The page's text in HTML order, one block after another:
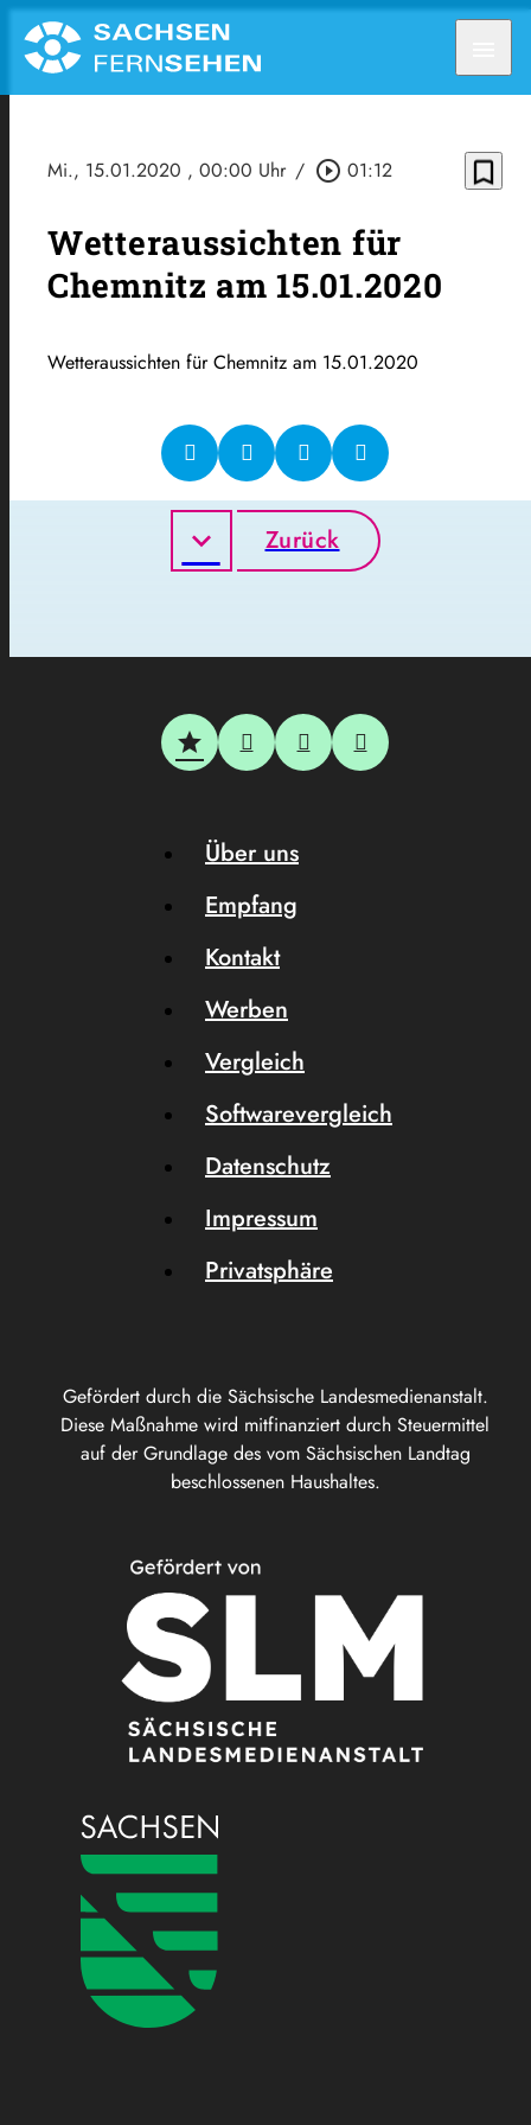
Mi., 15.01.2020 , 00:00 Uhr / play_circle_outline 01:12 bookmark_border
Wetteraussichten für
Chemnitz am 15.01.2020
Wetteraussichten für Chemnitz am 15.01.2020
Zurück
Gefördert durch die Sächsische Landesmedienanstalt.
Diese Maßnahme wird mitfinanziert durch Steuermittel
auf der Grundlage des vom Sächsischen Landtag
beschlossenen Haushaltes.
Über uns
Empfang
Kontakt
Werben
Vergleich
Softwarevergleich
Datenschutz
Impressum
Privatsphäre